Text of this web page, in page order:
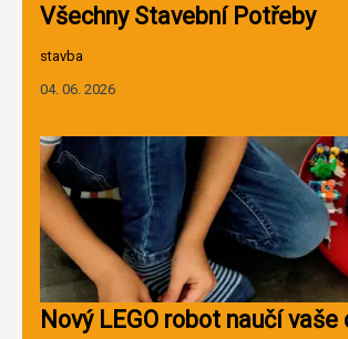
Všechny Stavební Potřeby
stavba
04. 06. 2026
Nový LEGO robot naučí vaše